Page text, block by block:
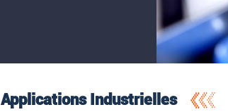
Applications Industrielles